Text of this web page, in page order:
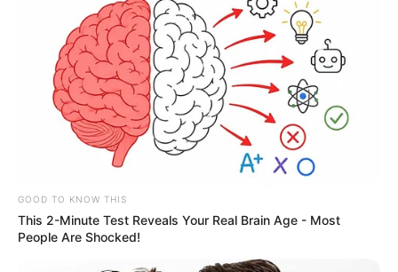
GOOD TO KNOW THIS
This 2-Minute Test Reveals Your Real Brain Age - Most
People Are Shocked!